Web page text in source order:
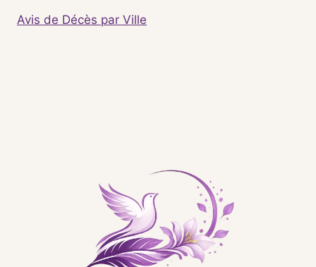
Avis de Décès par Ville